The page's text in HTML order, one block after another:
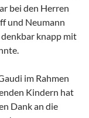
bei den Herren
und Neumann
denkbar knapp mit
im Rahmen
Kindern hat
Dank an die